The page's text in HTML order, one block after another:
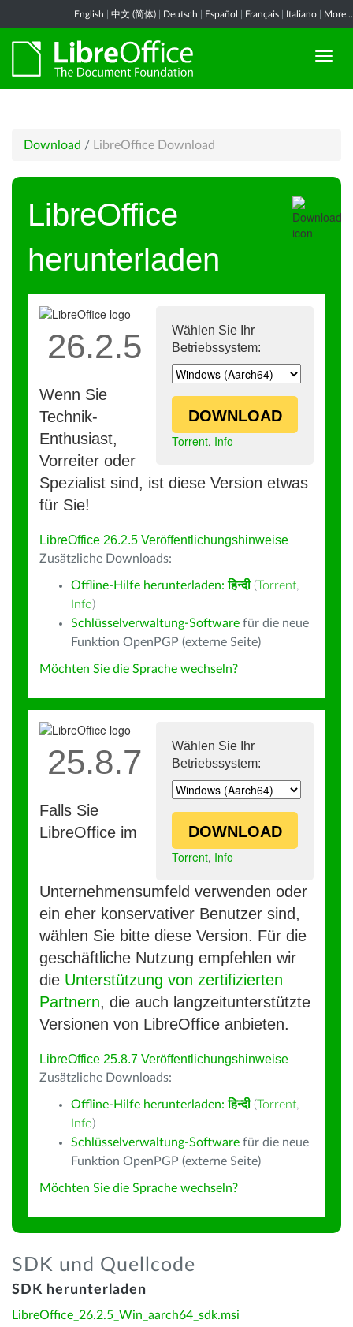
English 中文 (简体) Deutsch Español Français Italiano More...
Download / LibreOffice Download
LibreOffice
herunterladen
Wählen Sie Ihr
Betriebssystem:
DOWNLOAD
Torrent, Info
26.2.5
Wenn Sie
Technik-
Enthusiast,
Vorreiter oder
Spezialist sind, ist diese Version etwas
für Sie!
LibreOffice 26.2.5 Veröffentlichungshinweise
Zusätzliche Downloads:
Offline-Hilfe herunterladen:हिन्दी (Torrent,
Info)
Schlüsselverwaltung-Software für die neue
Funktion OpenPGP (externe Seite)
Möchten Sie die Sprache wechseln?
Wählen Sie Ihr
Betriebssystem:
DOWNLOAD
Torrent, Info
25.8.7
Falls Sie
LibreOffice im
Unternehmensumfeld verwenden oder
ein eher konservativer Benutzer sind,
wählen Sie bitte diese Version. Für die
geschäftliche Nutzung empfehlen wir
die Unterstützung von zertifizierten
Partnern, die auch langzeitunterstützte
Versionen von LibreOffice anbieten.
LibreOffice 25.8.7 Veröffentlichungshinweise
Zusätzliche Downloads:
Offline-Hilfe herunterladen:हिन्दी (Torrent,
Info)
Schlüsselverwaltung-Software für die neue
Funktion OpenPGP (externe Seite)
Möchten Sie die Sprache wechseln?
SDK und Quellcode
SDK herunterladen
LibreOffice_26.2.5_Win_aarch64_sdk.msi